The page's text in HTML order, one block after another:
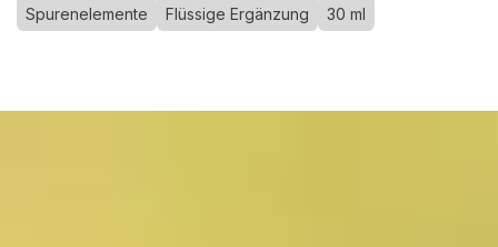
Spurenelemente
Flüssige Ergänzung 30 ml